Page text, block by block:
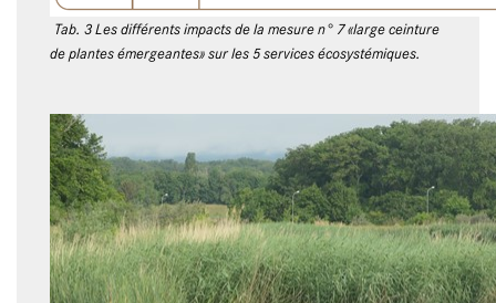
Tab. 3 Les différents impacts de la mesure n° 7 «large ceinture
de plantes émergeantes» sur les 5 services écosystémiques.